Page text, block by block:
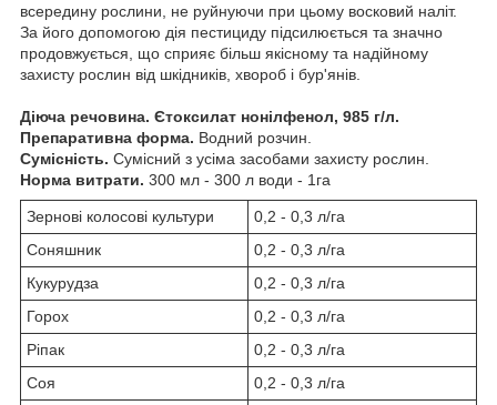
всередину рослини, не руйнуючи при цьому восковий наліт.
За його допомогою дія пестициду підсилюється та значно
продовжується, що сприяє більш якісному та надійному
захисту рослин від шкідників, хвороб і бур'янів.
Діюча речовина. Єтоксилат нонілфенол, 985 г/л.
Препаративна форма. Водний розчин.
Сумісність. Сумісний з усіма засобами захисту рослин.
Норма витрати. 300 мл - 300 л води - 1га
Зернові колосові культури
0,2 - 0,3 л/га
Соняшник
0,2 - 0,3 л/га
Кукурудза
0,2 - 0,3 л/га
Горох
0,2 - 0,3 л/га
Ріпак
0,2 - 0,3 л/га
Соя
0,2 - 0,3 л/га